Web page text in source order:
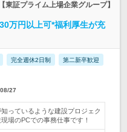
証プライム上場企業グループ】
万円以上可*福利厚生が充
完全週休2日制 第二新卒歓迎
27
っているような建設プロジェク
場のPCでの事務仕事です！